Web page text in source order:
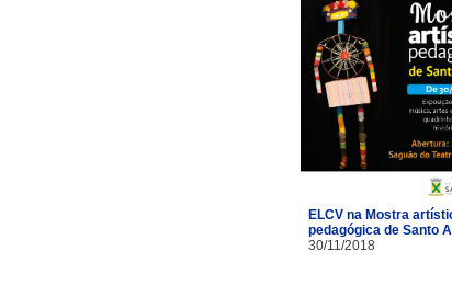
ELCV na Mostra
pedagógica de Santo
30/11/2018